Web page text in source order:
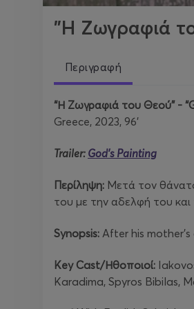
"Η Ζωγραφιά
Περιγραφή
“Η Ζωγραφιά του Θεού” -
Greece, 2023, 96’
Trailer: God's Painting
Περίληψη: Μετά τον
του με την αδελφή του
Synopsis: After his
Key Cast/Ηθοποιοί:
Karadima, Spyros Bibilas,